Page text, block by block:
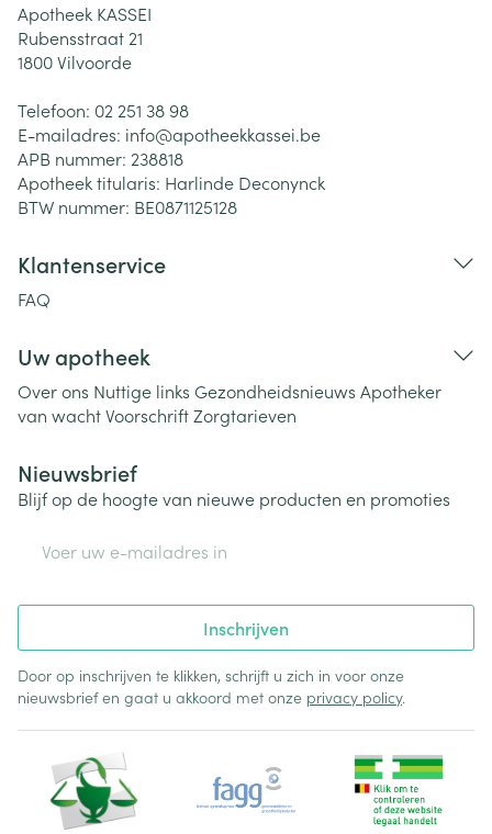
Apotheek KASSEI
Rubensstraat 21
1800Vilvoorde
Telefoon: 02 251 38 98
E-mailadres: info@apotheekkassei.be
APB nummer: 238818
Apotheek titularis: Harlinde Deconynck
BTW nummer: BE0871125128
Klantenservice
FAQ
Uw apotheek
Over ons Nuttige links Gezondheidsnieuws Apotheker
van wachtVoorschriftZorgtarieven
Nieuwsbrief
Blijf op de hoogte van nieuwe producten en promoties
Inschrijven
Door op inschrijven te klikken, schrijft u zich in voor onze
nieuwsbrief en gaat u akkoord met onze privacy policy.